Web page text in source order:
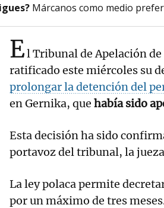
Márcanos como medio
El Tribunal de Apelación
ratificado este miércoles su
prolongar la detención del
en Gernika, que había sido
Esta decisión ha sido
portavoz del tribunal, la
La ley polaca permite
por un máximo de tres